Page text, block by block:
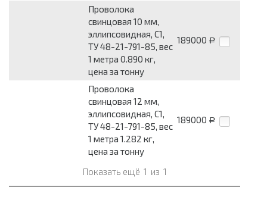
Проволока
свинцовая 10 мм,
эллипсовидная, С1,
ТУ 48-21-791-85, вес
1 метра 0.890 кг,
цена за тонну
189000 Р
Проволока
свинцовая 12 мм,
эллипсовидная, С1,
ТУ 48-21-791-85, вес
1 метра 1.282 кг,
цена за тонну
189000 Р
Показать ещё 1 из 1